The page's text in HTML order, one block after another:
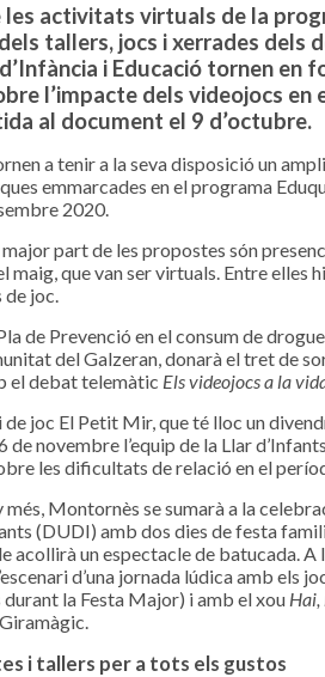
les activitats virtuals de la
tallers, jocs i xerrades dels
i Educació tornen en
l’impacte dels videojocs en
al document el 9 d’octubre.
a tenir a la seva disposició un
emmarcades en el programa
2020.
part de les propostes són
maig, que van ser virtuals. Entre elles
joc.
de Prevenció en el consum de
del Galzeran, donarà el tret de
el debat telemàtic Els videojocs a la
de joc El Petit Mir, que té lloc un
de novembre l’equip de la Llar
les dificultats de relació en el
més, Montornès se sumarà a la
(DUDI) amb dos dies de festa
acollirà un espectacle de batucada. A
d’una jornada lúdica amb els
la Festa Major) i amb el xou Hai,
i tallers per a tots els gustos